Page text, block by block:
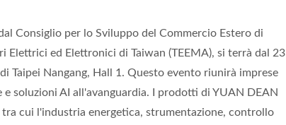
Consiglio per lo Sviluppo del Commercio Estero di
Elettrici ed Elettronici di Taiwan (TEEMA), si terrà dal 23
Taipei Nangang, Hall 1. Questo evento riunirà imprese
soluzioni AI all'avanguardia. I prodotti di YUAN DEAN
cui l'industria energetica, strumentazione, controllo